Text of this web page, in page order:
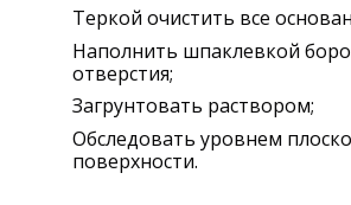
Теркой очистить все
Наполнить шпаклевкой
отверстия;
Загрунтовать раствором;
Обследовать уровнем
поверхности.